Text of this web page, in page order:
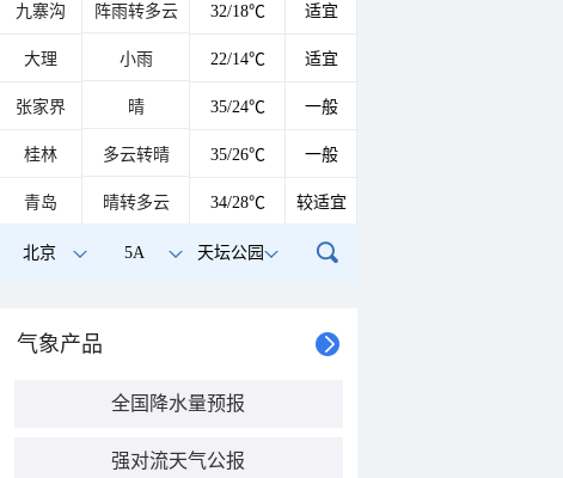
九寨沟 阵雨转多云 32/18℃ 适宜
大理 小雨 22/14℃ 适宜
张家界 晴 35/24℃ 一般
桂林 多云转晴 35/26℃ 一般
青岛 晴转多云 34/28℃ 较适宜
北京 5A 天坛公园
气象产品
全国降水量预报
强对流天气公报